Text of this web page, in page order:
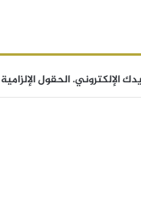
الإلكتروني.الحقول